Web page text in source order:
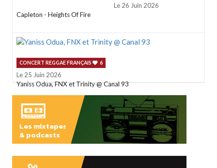
Le 26 Juin 2026
Capleton - Heights Of Fire
CONCERT REGGAE FRANÇAIS 6
Le 25 Juin 2026
Yaniss Odua, FNX et Trinity @ Canal 93
Les mixtapes
& podcasts